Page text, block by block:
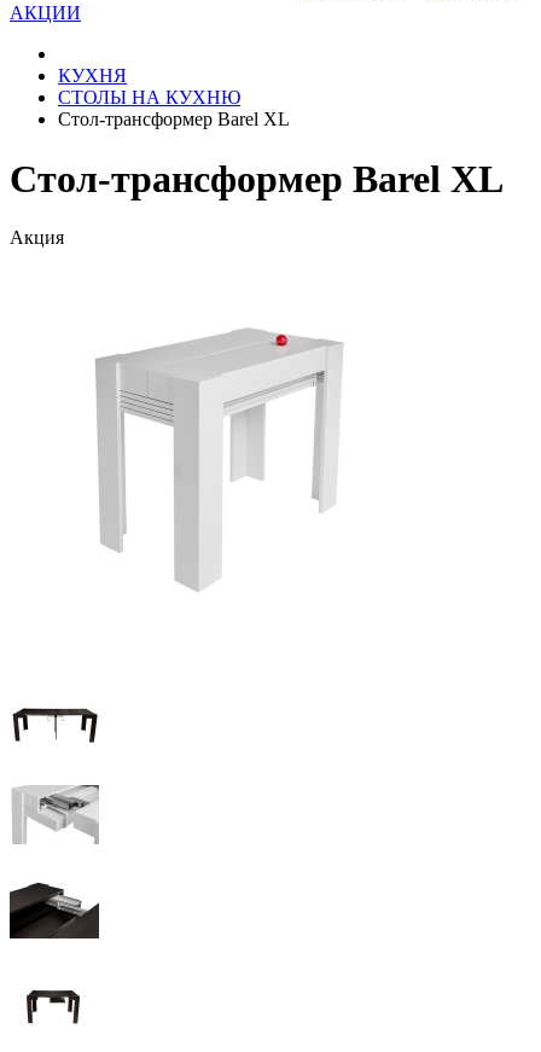
АКЦИИ
КУХНЯ
СТОЛЫ НА КУХНЮ
Стол-трансформер Barel XL
Стол-трансформер Barel XL
Акция